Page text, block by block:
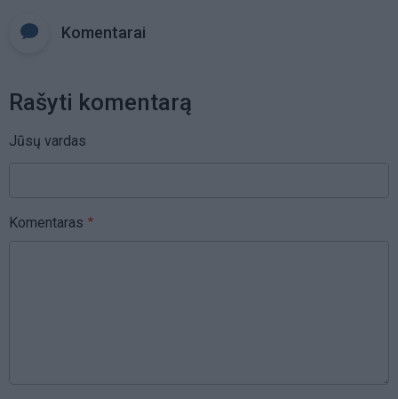
Komentarai
Rašyti komentarą
Jūsų vardas
Komentaras